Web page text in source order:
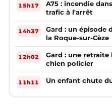
15h17
A75 : incendie
trafic à l'arrêt
14h37
Gard : un épisode
la Roque-sur-Cèze
12h02
Gard : une
chien policier
11h11 Un enfant chute